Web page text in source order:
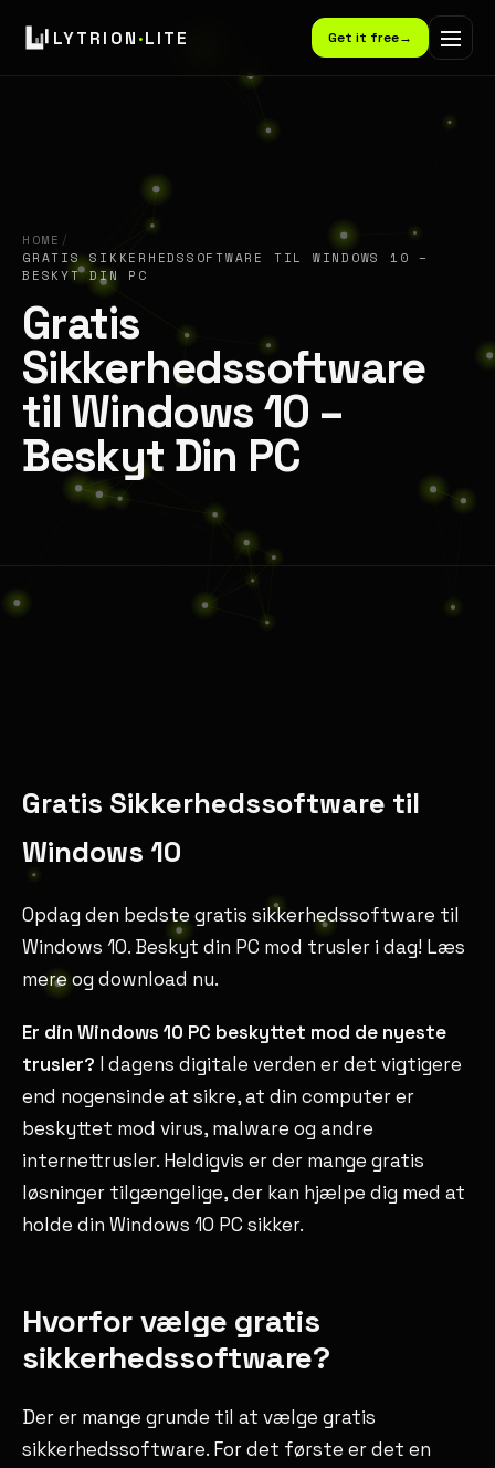
LYTRION ·LITE Get it free→
HOME /
GRATIS SIKKERHEDSSOFTWARE TIL WINDOWS 10 –
BESKYT DIN PC
Gratis
Sikkerhedssoftware
til Windows 10 –
Beskyt Din PC
Gratis Sikkerhedssoftware til
Windows 10
Opdag den bedste gratis sikkerhedssoftware til
Windows 10. Beskyt din PC mod trusler i dag! Læs
mere og download nu.
Er din Windows 10 PC beskyttet mod de nyeste
trusler? I dagens digitale verden er det vigtigere
end nogensinde at sikre, at din computer er
beskyttet mod virus, malware og andre
internettrusler. Heldigvis er der mange gratis
løsninger tilgængelige, der kan hjælpe dig med at
holde din Windows 10 PC sikker.
Hvorfor vælge gratis
sikkerhedssoftware?
Der er mange grunde til at vælge gratis
sikkerhedssoftware. For det første er det en